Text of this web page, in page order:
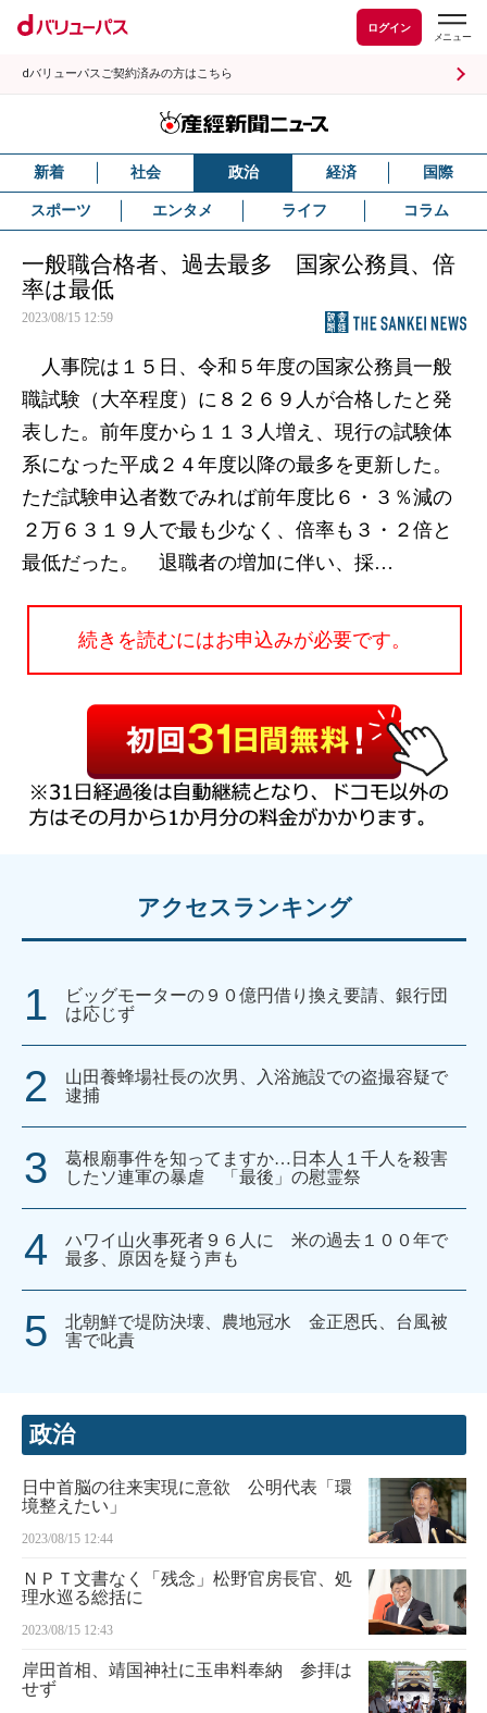
ログイン
dバリューパスご契約済みの方はこちら
新着 社会 政治 経済 国際
スポーツ エンタメ ライフ コラム
一般職合格者、過去最多 国家公務員、倍
率は最低
2023/08/15 12:59
人事院は１５日、令和５年度の国家公務員一般
職試験（大卒程度）に８２６９人が合格したと発
表した。前年度から１１３人増え、現行の試験体
系になった平成２４年度以降の最多を更新した。
ただ試験申込者数でみれば前年度比６・３％減の
２万６３１９人で最も少なく、倍率も３・２倍と
最低だった。 退職者の増加に伴い、採…
続きを読むにはお申込みが必要です。
アクセスランキング
ビッグモーターの９０億円借り換え要請、銀行団
は応じず
山田養蜂場社長の次男、入浴施設での盗撮容疑で
逮捕
葛根廟事件を知ってますか…日本人１千人を殺害
したソ連軍の暴虐 「最後」の慰霊祭
ハワイ山火事死者９６人に 米の過去１００年で
最多、原因を疑う声も
北朝鮮で堤防決壊、農地冠水 金正恩氏、台風被
害で叱責
政治
日中首脳の往来実現に意欲 公明代表「環
境整えたい」
2023/08/15 12:44
ＮＰＴ文書なく「残念」松野官房長官、処
理水巡る総括に
2023/08/15 12:43
岸田首相、靖国神社に玉串料奉納 参拝は
せず